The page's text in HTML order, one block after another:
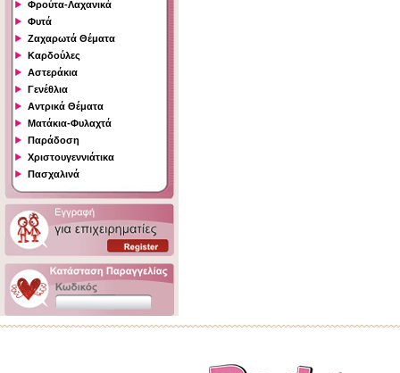
Φρούτα-Λαχανικά
Φυτά
Ζαχαρωτά Θέματα
Καρδούλες
Αστεράκια
Γενέθλια
Αντρικά Θέματα
Ματάκια-Φυλαχτά
Παράδοση
Χριστουγεννιάτικα
Πασχαλινά